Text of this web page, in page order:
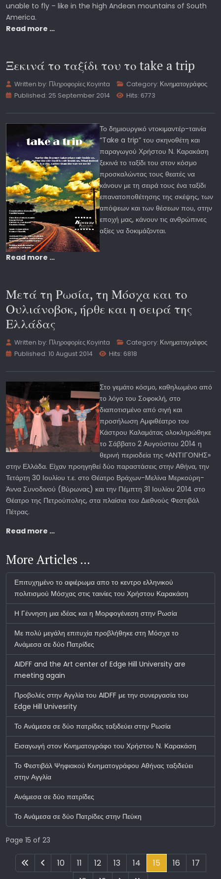
unable to fly – like in the high Andean mountains of South
America.
Read more …
Ξεκινά το ταξίδι του το take a trip
Written by: Πληροφορίες Koyinta Category: Κινηματογράφος
Published: 25 September 2014
Hits: 6773
Το δημιουργικό ντοκιμαντέρ-ταινία
“Take a trip” του σκηνοθέτη και
παραγωγού Χρήστου Ν. Καρακάση
ξεκινά το ταξίδι του στον κόσμο
προσκαλώντας τους θεατές να
κάνουν με τη σειρά τους ένα ταξίδι
επανατοποθέτησης της σκέψης, των
απόψεων και των θέσεων που, στην
εποχή μας, κάνουν τις ανθρώπινες
αξίες να δοκιμάζονται.
Read more …
Μετά τη Ρωσία, τη Μόσχα και το
Ουλιάνοβσκ, ήρθε και η σειρά της
Ελλάδας
Written by: Πληροφορίες Koyinta Category: Κινηματογράφος
Published: 10 August 2014
Hits: 6818
Στο γεμάτο κόσμο, καθηλωμένο από
το λόγο του Σοφοκλή, στο
διαποτισμένο από σιγή και
προσήλωση Αμφιθέατρο του
Κάστρου Καλαμάτας ολοκληρώθηκε
το Σάββατο 2 Αυγούστου 2014 η
θερινή περιοδεία της «ΑΝΤΙΓΟΝΗΣ»
στην Ελλάδα. Είχαν προηγηθεί δύο παραστάσεις στην Αθήνα, την
Τετάρτη 30 Ιουλίου τ.ε. στο Θέατρο Βράχων-Μελίνα Μερκούρη-
Άννα Συνοδινού (Βύρωνας) και την Πέμπτη 31 Ιουλίου 2014 στο
Θέατρο της Πετρούπολης, στα πλαίσια του Διεθνούς Φεστιβάλ
Πέτρας.
Read more …
More Articles …
Επιτυχημένο το αφιέρωμα απο το κεντρο ελληνικού
πολιτισμού Μόσχας στις ταινίες του Χρήστου Καρακάση
Η Γέννηση μια ιδέας και η Μορφογένεση στην Ρωσία
Με πολύ μεγάλη επιτυχία προβλήθηκε στη Μόσχα το
Ανάμεσα σε δύο Πατρίδες
AIDFF and the Art center of Edge Hill University are
meeting again
Προβολές στην Αγγλία του AIDFF με την συνεργασία του
Edge Hill Univesrity
Το Ανάμεσα σε δύο πατρίδες ταξιδεύει στην Ρωσία
Εισαγωγή στον Κινηματογράφο του Χρήστου Ν. Καρακάση
Το Φεστιβάλ Ψηφιακού Κινηματογράφου Αθήνας ταξιδεύει
στην Αγγλία
Ανάμεσα σε δύο πατρίδες
Το Ανάμεσα σε δύο Πατρίδες στην Πεύκη
Page 15 of 23
10 11 12 13 14 15 16
17